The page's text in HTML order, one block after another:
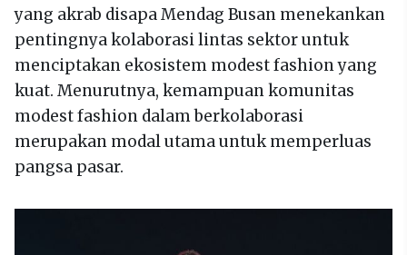
yang akrab disapa Mendag Busan menekankan
pentingnya kolaborasi lintas sektor untuk
menciptakan ekosistem modest fashion yang
kuat. Menurutnya, kemampuan komunitas
modest fashion dalam berkolaborasi
merupakan modal utama untuk memperluas
pangsa pasar.